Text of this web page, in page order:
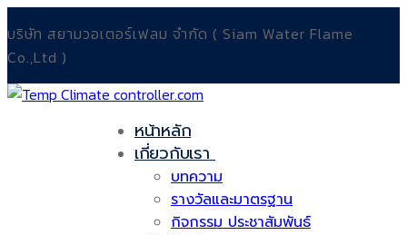
บริษัท สยามวอเตอร์เฟลม จำกัด ( Siam Water Flame
Co.,Ltd )
หน้าหลัก
เกี่ยวกับเรา
บทความ
รางวัลและมาตรฐาน
กิจกรรม ประชาสัมพันธ์